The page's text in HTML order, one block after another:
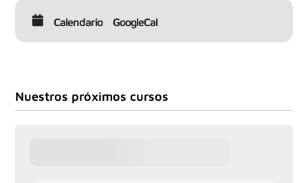
Calendario GoogleCal
Nuestros próximos cursos